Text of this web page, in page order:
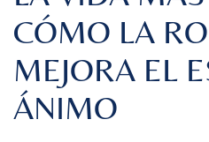
CÓMO LA
MEJORA EL
ÁNIMO